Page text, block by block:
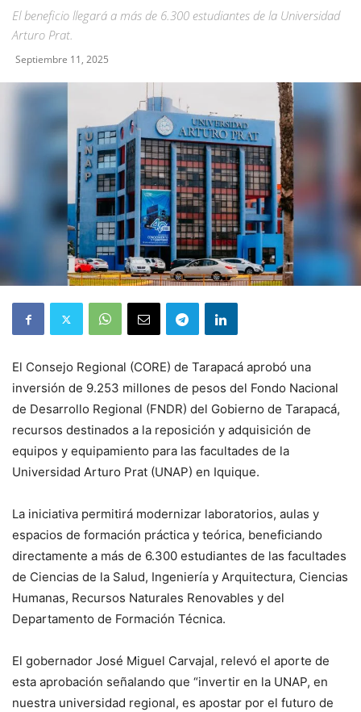
El beneficio llegará a más de 6.300 estudiantes de la Universidad
Arturo Prat.
Septiembre 11, 2025
El Consejo Regional (CORE) de Tarapacá aprobó una
inversión de 9.253 millones de pesos del Fondo Nacional
de Desarrollo Regional (FNDR) del Gobierno de Tarapacá,
recursos destinados a la reposición y adquisición de
equipos y equipamiento para las facultades de la
Universidad Arturo Prat (UNAP) en Iquique.
La iniciativa permitirá modernizar laboratorios, aulas y
espacios de formación práctica y teórica, beneficiando
directamente a más de 6.300 estudiantes de las facultades
de Ciencias de la Salud, Ingeniería y Arquitectura, Ciencias
Humanas, Recursos Naturales Renovables y del
Departamento de Formación Técnica.
El gobernador José Miguel Carvajal, relevó el aporte de
esta aprobación señalando que “invertir en la UNAP, en
nuestra universidad regional, es apostar por el futuro de